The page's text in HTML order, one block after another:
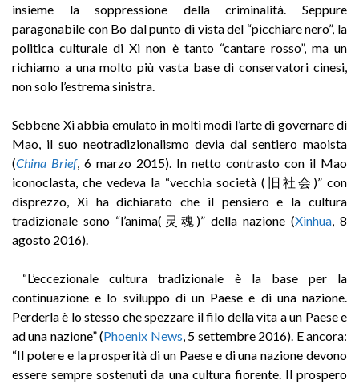
insieme la soppressione della criminalità. Seppure
paragonabile con Bo dal punto di vista del “picchiare nero”, la
politica culturale di Xi non è tanto “cantare rosso”, ma un
richiamo a una molto più vasta base di conservatori cinesi,
non solo l’estrema sinistra.
Sebbene Xi abbia emulato in molti modi l’arte di governare di
Mao, il suo neotradizionalismo devia dal sentiero maoista
(China Brief, 6 marzo 2015). In netto contrasto con il Mao
iconoclasta, che vedeva la “vecchia società (旧社会)” con
disprezzo, Xi ha dichiarato che il pensiero e la cultura
tradizionale sono “l’anima(灵魂)” della nazione (Xinhua , 8
agosto 2016).
“L’eccezionale cultura tradizionale è la base per la
continuazione e lo sviluppo di un Paese e di una nazione.
Perderla è lo stesso che spezzare il filo della vita a un Paese e
ad una nazione” (Phoenix News , 5 settembre 2016). E ancora:
“Il potere e la prosperità di un Paese e di una nazione devono
essere sempre sostenuti da una cultura fiorente. Il prospero